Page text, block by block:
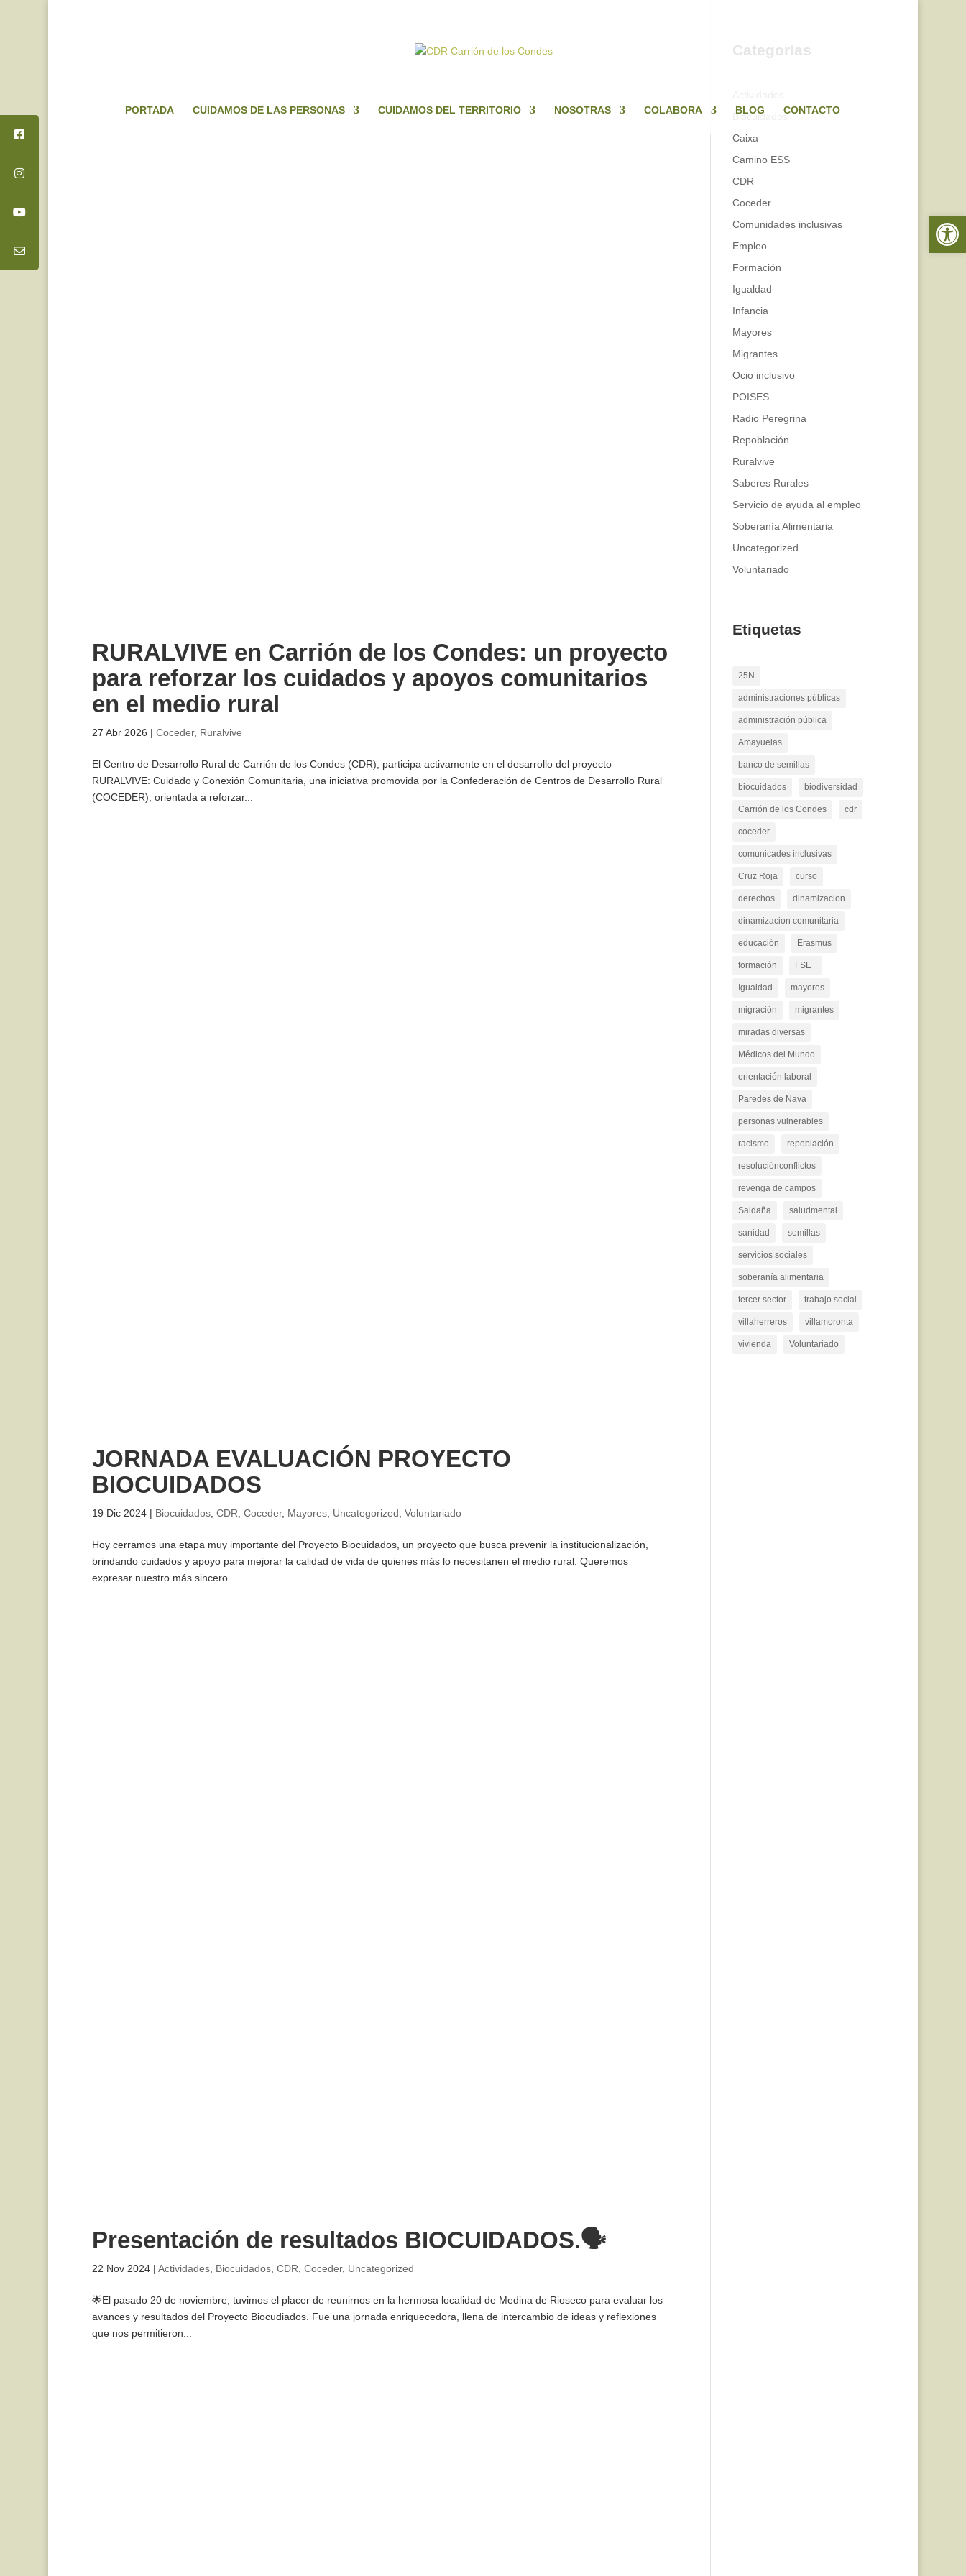
PORTADA CUIDAMOS DE LAS PERSONAS CUIDAMOS DEL TERRITORIO NOSOTRAS COLABORA BLOG CONTACTO
RURALVIVE en Carrión de los Condes: un proyecto
para reforzar los cuidados y apoyos comunitarios
en el medio rural
27 Abr 2026 | Coceder, Ruralvive
El Centro de Desarrollo Rural de Carrión de los Condes (CDR), participa activamente en el desarrollo del proyecto
RURALVIVE: Cuidado y Conexión Comunitaria, una iniciativa promovida por la Confederación de Centros de Desarrollo Rural
(COCEDER), orientada a reforzar...
JORNADA EVALUACIÓN PROYECTO
BIOCUIDADOS
19 Dic 2024| Biocuidados, CDR Coceder, Mayores, Uncategorized Voluntariado
Hoy cerramos una etapa muy importante del Proyecto Biocuidados, un proyecto que busca prevenir la institucionalización,
brindando cuidados y apoyo para mejorar la calidad de vida de quienes más lo necesitanen el medio rural. Queremos
expresar nuestro más sincero...
Presentación de resultados BIOCUIDADOS.🗣️
22 Nov 2024| Actividades, Biocuidados, CDR Coceder, Uncategorized
🌟El pasado 20 de noviembre, tuvimos el placer de reunirnos en la hermosa localidad de Medina de Rioseco para evaluar los
avances y resultados del Proyecto Biocudiados. Fue una jornada enriquecedora, llena de intercambio de ideas y reflexiones
que nos permitieron...
Categorías
Biocuidados
Caixa
Camino ESS
CDR
Coceder
Comunidades inclusivas
Empleo
Formación
Igualdad
Infancia
Mayores
Migrantes
Ocio inclusivo
POISES
Radio Peregrina
Repoblación
Ruralvive
Saberes Rurales
Servicio de ayuda al empleo
Soberanía Alimentaria
Uncategorized
Voluntariado
Etiquetas
25N
administraciones públicas
administración pública
Amayuelas
banco de semillas
biocuidados biodiversidad
Carrión de los Condes cdr
coceder
comunicades inclusivas
Cruz Roja curso
derechos dinamizacion
dinamizacion comunitaria
educación Erasmus
formación FSE+
Igualdad mayores
migración migrantes
miradas diversas
Médicos del Mundo
orientación laboral
Paredes de Nava
personas vulnerables
racismo repoblación
resoluciónconflictos
revenga de campos
Saldaña saludmental
sanidad semillas
servicios sociales
soberanía alimentaria
tercer sector trabajo social
villaherreros villamoronta
vivienda Voluntariado
Abrir